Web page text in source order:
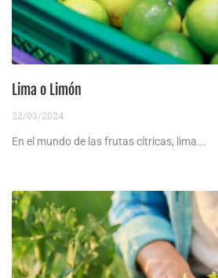
Lima o Limón
22/03/2024
En el mundo de las frutas cítricas, lima...